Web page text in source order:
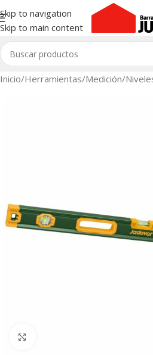
Skip to navigation
Skip to main content
Inicio/Herramientas/Medición/